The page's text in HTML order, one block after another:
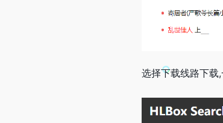
选择下载线路下载